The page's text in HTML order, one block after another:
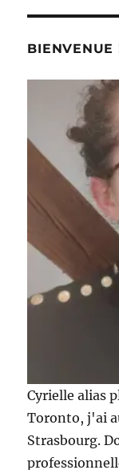
BIENVENUE
Cyrielle alias
Toronto, j'ai
Strasbourg.